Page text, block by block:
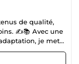
de qualité,
✍️📚 Avec une
je mets
: articles de